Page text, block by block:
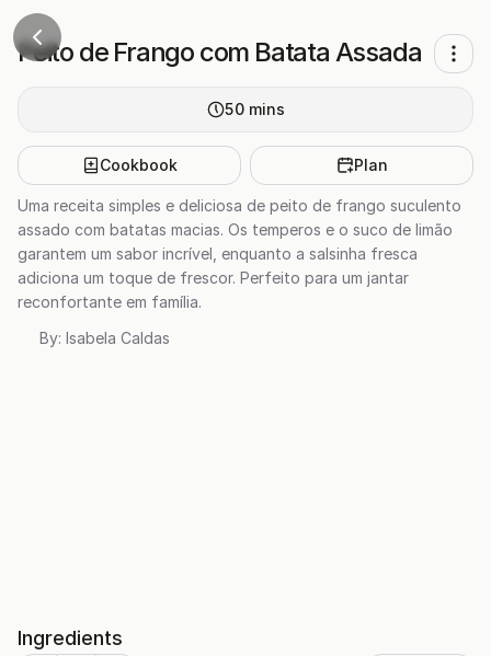
Peito de Frango com Batata Assada
50 mins
Cookbook Plan
Uma receita simples e deliciosa de peito de frango suculento
assado com batatas macias. Os temperos e o suco de limão
garantem um sabor incrível, enquanto a salsinha fresca
adiciona um toque de frescor. Perfeito para um jantar
reconfortante em família.
By: Isabela Caldas
Ingredients